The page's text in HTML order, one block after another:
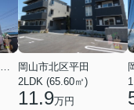
岡山市北区伊島町２丁目
岡山市北区平田
2LDK (65.60㎡)
11.9万円